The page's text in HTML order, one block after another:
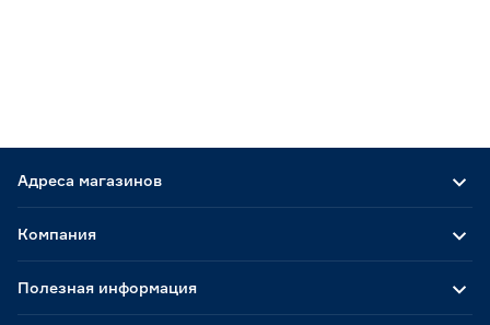
Адреса магазинов
Компания
Полезная информация